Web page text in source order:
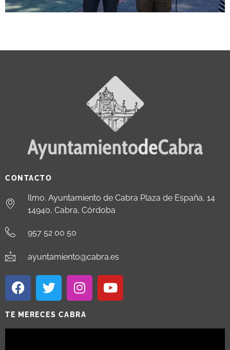
CONTACTO
Ilmo. Ayuntamiento de Cabra Plaza de España, 14
14940, Cabra, Córdoba
957 52 00 50
ayuntamiento@cabra.es
TE MERECES CABRA